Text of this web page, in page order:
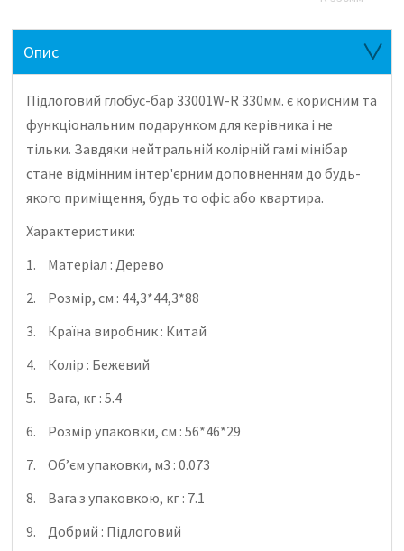
Опис
Підлоговий глобус-бар 33001W-R 330мм.є корисним та
функціональним подарунком для керівника і не
тільки. Завдяки нейтральній колірній гамі мінібар
стане відмінним інтер'єрним доповненням до будь-
якого приміщення, будь то офіс або квартира.
Характеристики:
1.
Матеріал : Дерево
2.
Розмір, см : 44,3*44,3*88
3.
Країна виробник : Китай
4.
Колір : Бежевий
5.
Вага, кг : 5.4
6.
Розмір упаковки, см : 56*46*29
7.
Об’єм упаковки, м3 : 0.073
8.
Вага з упаковкою, кг : 7.1
9.
Добрий : Підлоговий